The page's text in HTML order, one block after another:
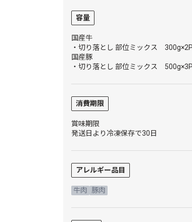
容量
国産牛
・切り落とし 部位ミックス
国産豚
・切り落とし 部位ミックス
消費期限
賞味期限
発送日より冷凍保存で30日
アレルギー品目
牛肉 豚肉